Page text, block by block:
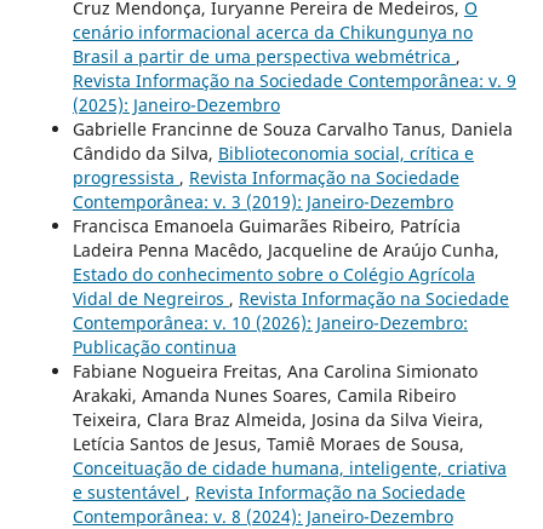
Cruz Mendonça, Iuryanne Pereira de Medeiros, O
cenário informacional acerca da Chikungunya no
Brasil a partir de uma perspectiva webmétrica ,
Revista Informação na Sociedade Contemporânea: v. 9
(2025): Janeiro-Dezembro
Gabrielle Francinne de Souza Carvalho Tanus, Daniela
Cândido da Silva, Biblioteconomia social, crítica e
progressista , Revista Informação na Sociedade
Contemporânea: v. 3 (2019): Janeiro-Dezembro
Francisca Emanoela Guimarães Ribeiro, Patrícia
Ladeira Penna Macêdo, Jacqueline de Araújo Cunha,
Estado do conhecimento sobre o Colégio Agrícola
Vidal de Negreiros , Revista Informação na Sociedade
Contemporânea: v. 10 (2026): Janeiro-Dezembro:
Publicação continua
Fabiane Nogueira Freitas, Ana Carolina Simionato
Arakaki, Amanda Nunes Soares, Camila Ribeiro
Teixeira, Clara Braz Almeida, Josina da Silva Vieira,
Letícia Santos de Jesus, Tamiê Moraes de Sousa,
Conceituação de cidade humana, inteligente, criativa
e sustentável , Revista Informação na Sociedade
Contemporânea: v. 8 (2024): Janeiro-Dezembro